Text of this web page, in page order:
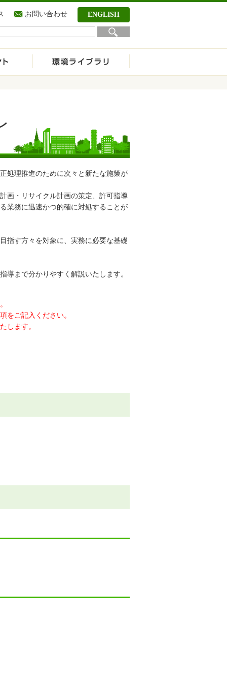
お問い合わせ ENGLISH
処理推進のために次々と新たな施策が
画・リサイクル計画の策定、許可指導
業務に迅速かつ的確に対処することが
指す方々を対象に、実務に必要な基礎
導まで分かりやすく解説いたします。
入ください。
す。